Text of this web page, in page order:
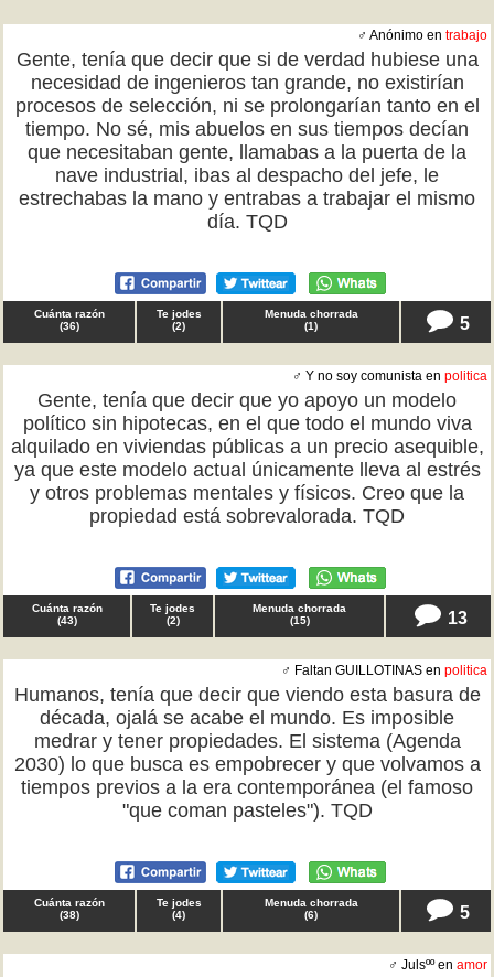
♂ Anónimo en trabajo
Gente, tenía que decir que si de verdad hubiese una
necesidad de ingenieros tan grande, no existirían
procesos de selección, ni se prolongarían tanto en el
tiempo. No sé, mis abuelos en sus tiempos decían
que necesitaban gente, llamabas a la puerta de la
nave industrial, ibas al despacho del jefe, le
estrechabas la mano y entrabas a trabajar el mismo
día. TQD
Cuánta razón
(36)
Te jodes
(2)
Menuda chorrada
(1) 5
♂ Y no soy comunista en politica
Gente, tenía que decir que yo apoyo un modelo
político sin hipotecas, en el que todo el mundo viva
alquilado en viviendas públicas a un precio asequible,
ya que este modelo actual únicamente lleva al estrés
y otros problemas mentales y físicos. Creo que la
propiedad está sobrevalorada. TQD
Cuánta razón
(43)
Te jodes
(2)
Menuda chorrada
(15) 13
♂ Faltan GUILLOTINAS en politica
Humanos, tenía que decir que viendo esta basura de
década, ojalá se acabe el mundo. Es imposible
medrar y tener propiedades. El sistema (Agenda
2030) lo que busca es empobrecer y que volvamos a
tiempos previos a la era contemporánea (el famoso
"que coman pasteles"). TQD
Cuánta razón
(38)
Te jodes
(4)
Menuda chorrada
(6) 5
♂ Julsºº en amor